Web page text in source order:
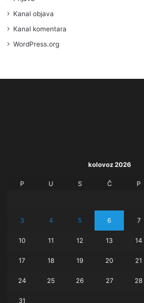
Kanal objava
Kanal komentara
WordPress.org
kolovoz 2026
P U S Č P
3 4 5 6 7
10 11 12 13 14
17 18 19 20 21
24 25 26 27 28
31